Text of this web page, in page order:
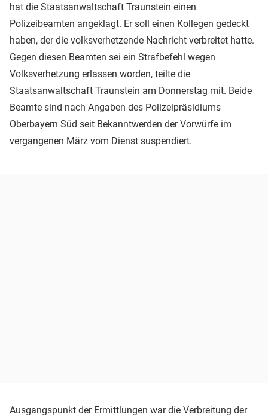
hat die Staatsanwaltschaft Traunstein einen
Polizeibeamten angeklagt. Er soll einen Kollegen gedeckt
haben, der die volksverhetzende Nachricht verbreitet hatte.
Gegen diesen Beamten sei ein Strafbefehl wegen
Volksverhetzung erlassen worden, teilte die
Staatsanwaltschaft Traunstein am Donnerstag mit. Beide
Beamte sind nach Angaben des Polizeipräsidiums
Oberbayern Süd seit Bekanntwerden der Vorwürfe im
vergangenen März vom Dienst suspendiert.
Ausgangspunkt der Ermittlungen war die Verbreitung der